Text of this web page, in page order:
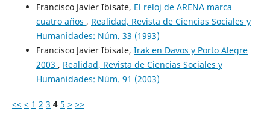
Francisco Javier Ibisate, El reloj de ARENA marca
cuatro años , Realidad, Revista de Ciencias Sociales y
Humanidades: Núm. 33 (1993)
Francisco Javier Ibisate, Irak en Davos y Porto Alegre
2003 , Realidad, Revista de Ciencias Sociales y
Humanidades: Núm. 91 (2003)
<< < 1 2 3 4 5 > >>